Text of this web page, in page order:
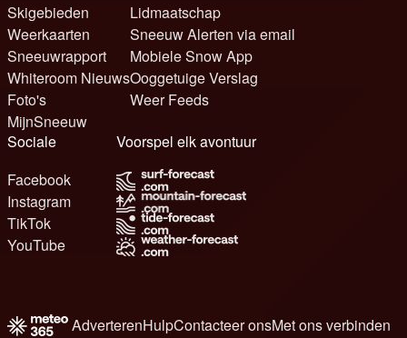
Skigebieden
Weerkaarten
Sneeuwrapport
Whiteroom Nieuws
Foto's
MijnSneeuw
Lidmaatschap
Sneeuw Alerten via email
Mobiele Snow App
Ooggetuige Verslag
Weer Feeds
Sociale
Facebook
Instagram
TikTok
YouTube
Voorspel elk avontuur
AdverterenHulpContacteer onsMet ons verbinden